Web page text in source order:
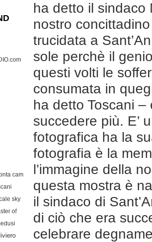
cam
sky
of
ha detto il sindaco
nostro
trucidata a
sole perchè il
questi volti le
consumata in
ha detto Toscani
succedere più. E’
fotografica ha la
fotografia è la
l’immagine della
questa mostra è
il sindaco di
di ciò che era
celebrare